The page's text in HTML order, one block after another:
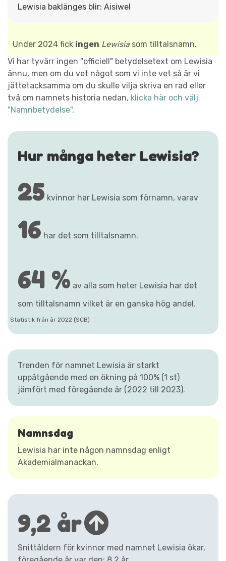
Lewisia baklänges blir: Aisiwel
Under 2024 fick ingen Lewisiasom tilltalsnamn.
Vi har tyvärr ingen "officiell" betydelsetext om Lewisia
ännu, men om du vet något som vi inte vet så är vi
jättetacksamma om du skulle vilja skriva en rad eller
två om namnets historia nedan, klicka här och välj
"Namnbetydelse".
Hur många heter Lewisia?
25 kvinnor har Lewisia som förnamn, varav
16 har det som tilltalsnamn.
64 % av alla som heter Lewisia har det
som tilltalsnamn vilket är en ganska hög andel.
Statistik från år 2022 (SCB)
Trenden för namnet Lewisia är starkt
uppåtgående med en ökning på 100% (1 st)
jämfört med föregående år (2022 till 2023).
Namnsdag
Lewisia har inte någon namnsdag enligt
Akademialmanackan.
9,2 år
Snittåldern för kvinnor med namnet Lewisia ökar,